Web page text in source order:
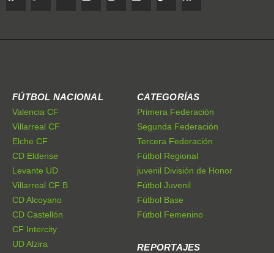
FÚTBOL NACIONAL
Valencia CF
Villarreal CF
Elche CF
CD Eldense
Levante UD
Villarreal CF B
CD Alcoyano
CD Castellón
CF Intercity
UD Alzira
CATEGORÍAS
Primera Federación
Segunda Federación
Tercera Federación
Fútbol Regional
juvenil División de Honor
Fútbol Juvenil
Fútbol Base
Fútbol Femenino
REPORTAJES